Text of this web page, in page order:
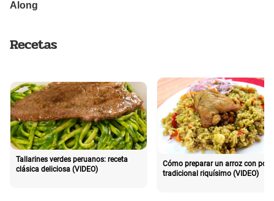
Recetas
Tallarines verdes peruanos: receta
clásica deliciosa (VIDEO)
Cómo preparar un arroz con pollo
tradicional riquísimo (VIDEO)